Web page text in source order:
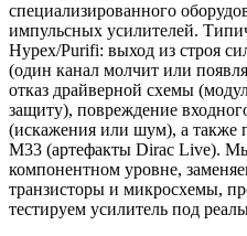
специализированного
импульсных усилителей.
Hypex/Purifi: выход из строя
(один канал молчит или
отказ драйверной схемы
защиту), повреждение
(искажения или шум), а также
M33 (артефакты Dirac Live).
компонентном уровне,
транзисторы и микросхемы,
тестируем усилитель под